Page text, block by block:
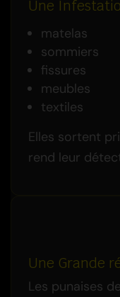
Une
matelas
sommiers
fissures
meubles
textiles
Elles sortent
rend leur
Une Grande
Les punaises